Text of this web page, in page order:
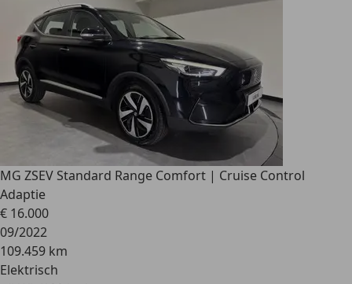
MG ZSEV Standard Range Comfort | Cruise Control
Adaptie
€ 16.000
09/2022
109.459 km
Elektrisch